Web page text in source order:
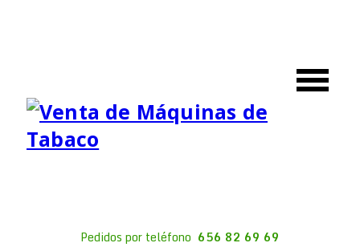
Pedidos por teléfono 656 82 69 69